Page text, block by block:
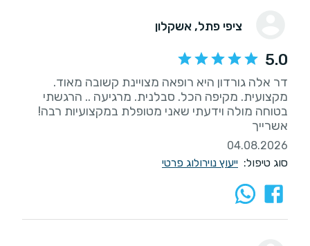
ציפי פתל, אשקלון
5.0
דר אלה גורדון היא רופאה מצויינת קשובה מאוד.
מקצועית. מקיפה הכל. סבלנית. מרגיעה .. הרגשתי
בטוחה מולה וידעתי שאני מטופלת במקצועיות רבה!
אשרייך
04.08.2026
סוג טיפול: ייעוץ נוירולוג פרטי